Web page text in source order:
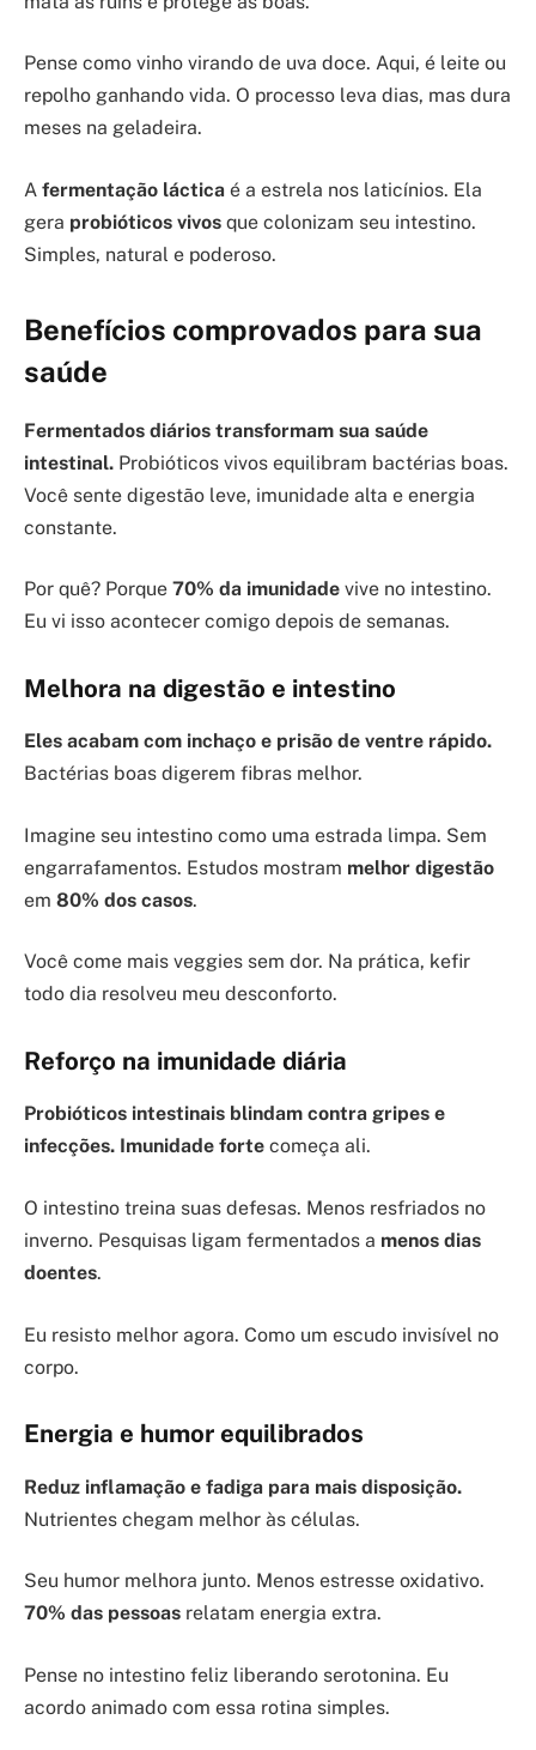
Pense como vinho virando de uva doce. Aqui, é leite ou
repolho ganhando vida. O processo leva dias, mas dura
meses na geladeira.
A fermentação láctica é a estrela nos laticínios. Ela
gera probióticos vivos que colonizam seu intestino.
Simples, natural e poderoso.
Benefícios comprovados para sua
saúde
Fermentados diários transformam sua saúde
intestinal. Probióticos vivos equilibram bactérias boas.
Você sente digestão leve, imunidade alta e energia
constante.
Por quê? Porque 70% da imunidade vive no intestino.
Eu vi isso acontecer comigo depois de semanas.
Melhora na digestão e intestino
Eles acabam com inchaço e prisão de ventre rápido.
Bactérias boas digerem fibras melhor.
Imagine seu intestino como uma estrada limpa. Sem
engarrafamentos. Estudos mostram melhor digestão
em 80% dos casos.
Você come mais veggies sem dor. Na prática, kefir
todo dia resolveu meu desconforto.
Reforço na imunidade diária
Probióticos intestinais blindam contra gripes e
infecções. Imunidade forte começa ali.
O intestino treina suas defesas. Menos resfriados no
inverno. Pesquisas ligam fermentados a menos dias
doentes.
Eu resisto melhor agora. Como um escudo invisível no
corpo.
Energia e humor equilibrados
Reduz inflamação e fadiga para mais disposição.
Nutrientes chegam melhor às células.
Seu humor melhora junto. Menos estresse oxidativo.
70% das pessoas relatam energia extra.
Pense no intestino feliz liberando serotonina. Eu
acordo animado com essa rotina simples.